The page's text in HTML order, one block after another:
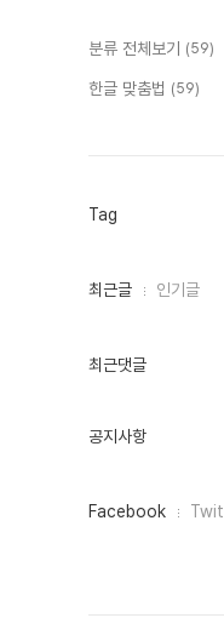
분류 전체보기 (59)
한글 맞춤법 (59)
Tag
최
인
최근글 인기글
최근댓글
공지사항
페
Facebook